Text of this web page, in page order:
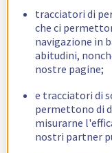
tracciatori di
che ci
navigazione in
abitudini,
nostre pagine;
e tracciatori di
permettono di
misurarne
nostri partner